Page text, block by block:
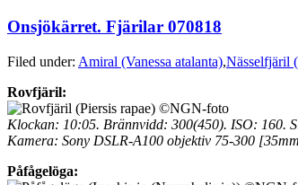
Onsjökärret. Fjärilar 070818
Filed under: Amiral (Vanessa atalanta),Nässelfjäril
Rovfjäril:
Klockan: 10:05. Brännvidd: 300(450). ISO: 160.
Kamera: Sony DSLR-A100 objektiv 75-300
Påfågelöga: